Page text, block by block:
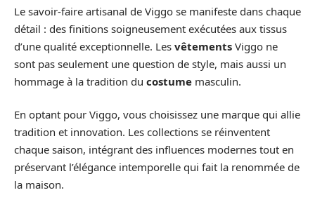
Le savoir-faire artisanal de Viggo se manifeste dans chaque
détail : des finitions soigneusement exécutées aux tissus
d’une qualité exceptionnelle. Les vêtements Viggo ne
sont pas seulement une question de style, mais aussi un
hommage à la tradition du costume masculin.
En optant pour Viggo, vous choisissez une marque qui allie
tradition et innovation. Les collections se réinventent
chaque saison, intégrant des influences modernes tout en
préservant l’élégance intemporelle qui fait la renommée de
la maison.